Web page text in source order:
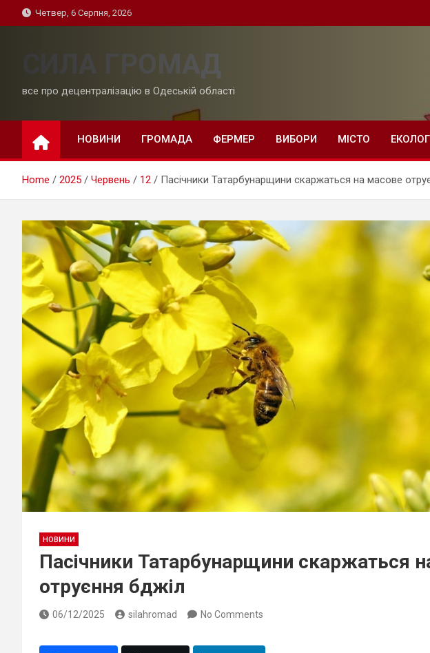
to
Четвер, 6 Серпня, 2026
СИЛА ГРОМАД
все про децентралізацію в Одеській області
НОВИНИ ГРОМАДА ФЕРМЕР ВИБОРИ МІСТО
Home 2025 Червень 12 Пасічники Татарбунарщини скаржаться на масове
НОВИНИ
Пасічники Татарбунарщини скаржаться
отруєння бджіл
06/12/2025 silahromad No Comments